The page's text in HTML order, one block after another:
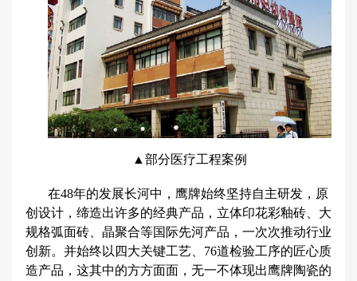
▲部分医疗工程案例
在48年的发展长河中，鹰牌始终坚持自主研发，原
创设计，缔造出许多的经典产品，立体印花彩釉砖、大
规格弧面砖、晶聚合等国际先河产品，一次次推动行业
创新。并始终以四大关键工艺、76道检验工序的匠心质
造产品，这其中的方方面面，无一不体现出鹰牌陶瓷的